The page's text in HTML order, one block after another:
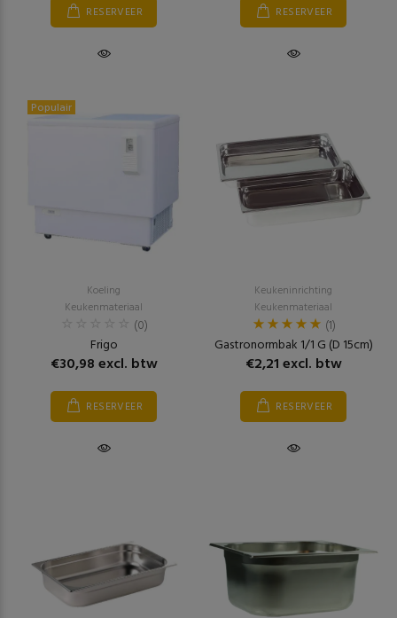
RESERVEER RESERVEER
Populair
Koeling
Keukenmateriaal
(0)
Frigo
€30,98 excl. btw
RESERVEER
Keukeninrichting
Keukenmateriaal
(1)
Gastronormbak 1/1 G (D 15cm)
€2,21 excl. btw
RESERVEER